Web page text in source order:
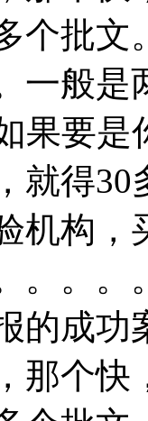
个批文
一般是
果要
就得
机构，
。。
的成功
那个